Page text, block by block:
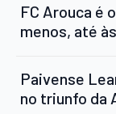
FC Arouca é
menos, até
Paivense
no triunfo da